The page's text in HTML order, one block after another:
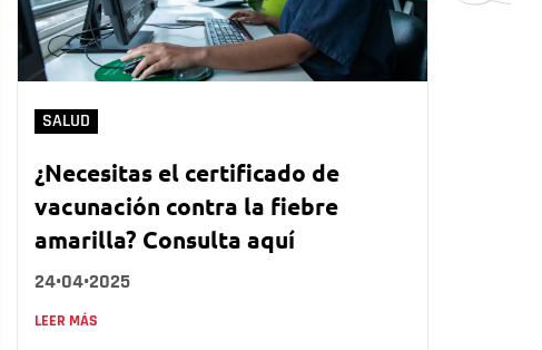
SALUD
¿Necesitas el certificado de
vacunación contra la fiebre
amarilla? Consulta aquí
24•04•2025
LEER MÁS